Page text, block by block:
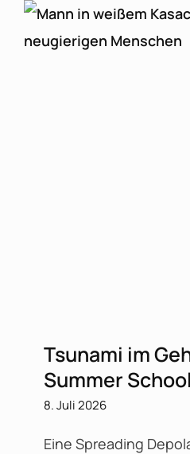
Tsunami im
Summer
8. Juli 2026
Eine Spreading